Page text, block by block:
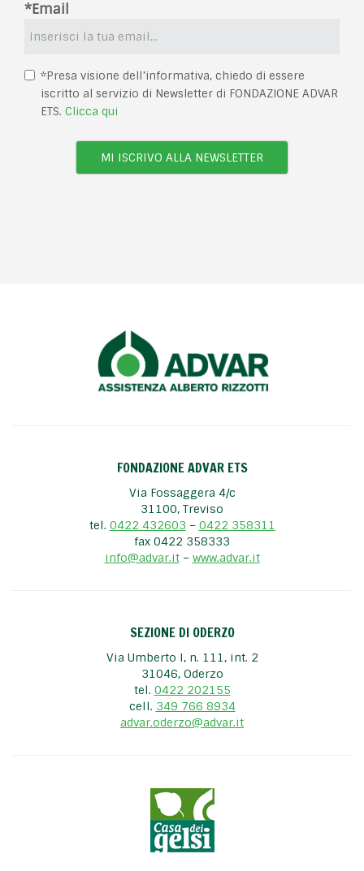
*Email
*Presa visione dell’informativa, chiedo di essere
iscritto al servizio di Newsletter di FONDAZIONE ADVAR
ETS. Clicca qui
MI ISCRIVO ALLA NEWSLETTER
FONDAZIONE ADVAR ETS
Via Fossaggera 4/c
31100, Treviso
tel. 0422 432603 – 0422 358311
fax 0422 358333
info@advar.it– www.advar.it
SEZIONE DI ODERZO
Via Umberto I, n. 111, int. 2
31046, Oderzo
tel. 0422 202155
cell. 349 766 8934
advar.oderzo@advar.it